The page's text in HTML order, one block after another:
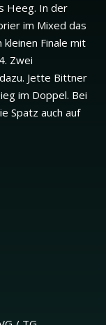
Heeg. In der
im Mixed das
kleinen Finale mit
Zwei
Jette Bittner
im Doppel. Bei
Spatz auch auf